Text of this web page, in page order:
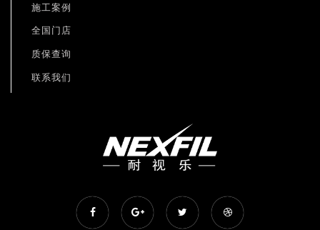
施工案例
全国门店
质保查询
联系我们